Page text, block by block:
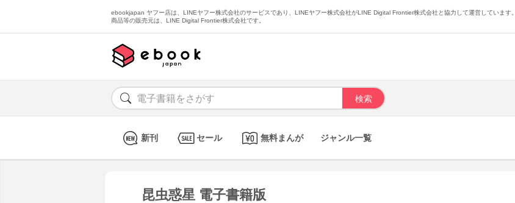
ebookjapan ヤフー店は、LINEヤフー株式会社のサービスであり、LINEヤフー株式会社がLINE Digital Frontier株式会社と協力して運営しています。
商品等の販売元は、LINE Digital Frontier株式会社です。
新刊 セール 無料まんが ジャンル一覧
昆虫惑星 電子書籍版